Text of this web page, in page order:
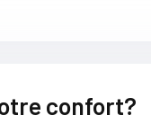
confort?